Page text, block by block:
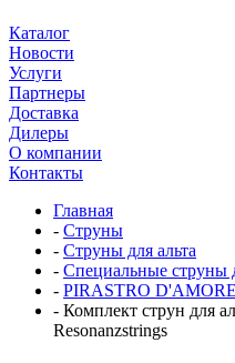
Каталог
Новости
Услуги
Партнеры
Доставка
Дилеры
О компании
Контакты
Главная
- Струны
- Струны для альта
- Специальные струны
- PIRASTRO D'AMORE
- Комплект струн для
Resonanzstrings